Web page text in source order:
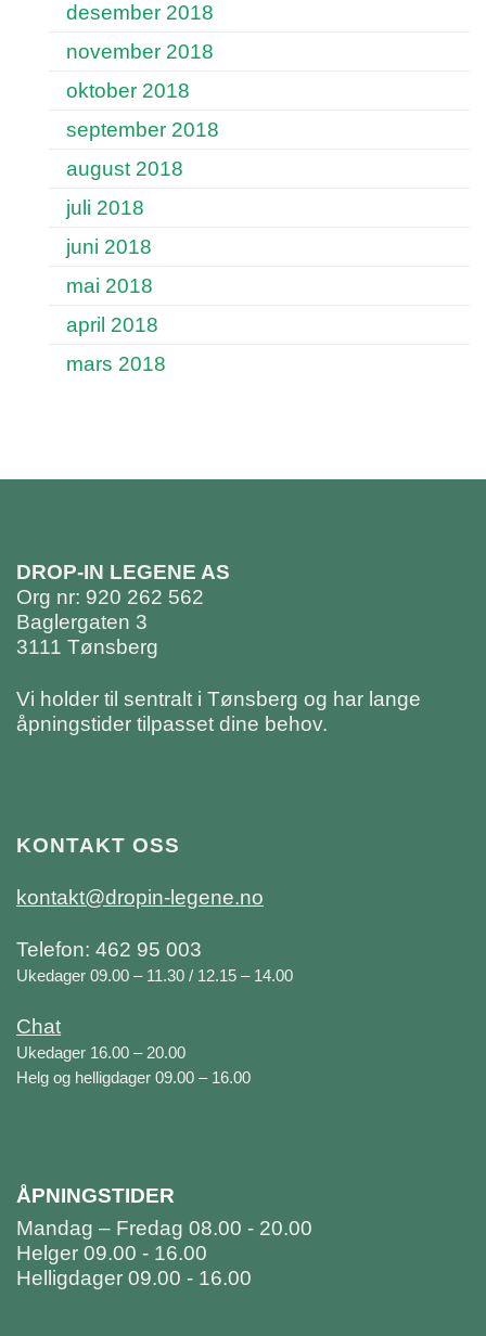
desember 2018
november 2018
oktober 2018
september 2018
august 2018
juli 2018
juni 2018
mai 2018
april 2018
mars 2018
DROP-IN LEGENE AS
Org nr: 920 262 562
Baglergaten 3
3111 Tønsberg
Vi holder til sentralt i Tønsberg og har lange
åpningstider tilpasset dine behov.
KONTAKT OSS
kontakt@dropin-legene.no
Telefon: 462 95 003
Ukedager 09.00 – 11.30 / 12.15 – 14.00
Chat
Ukedager 16.00 – 20.00
Helg og helligdager 09.00 – 16.00
ÅPNINGSTIDER
Mandag – Fredag 08.00 - 20.00
Helger 09.00 - 16.00
Helligdager 09.00 - 16.00